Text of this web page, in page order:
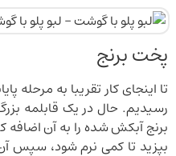
پخت برنج
تا اینجای کار تقریبا به مرحله
رسیدیم. حال در یک قابلمه
بپزید تا کمی نرم شود، سپس